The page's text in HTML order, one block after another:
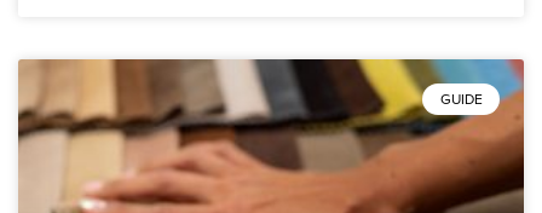
GUIDE